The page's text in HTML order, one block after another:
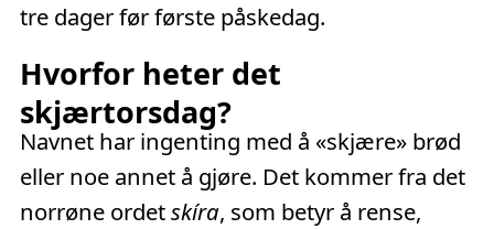
tre dager før første påskedag.
Hvorfor heter det
skjærtorsdag?
Navnet har ingenting med å «skjære» brød
eller noe annet å gjøre. Det kommer fra det
norrøne ordetskíra, som betyr å rense,